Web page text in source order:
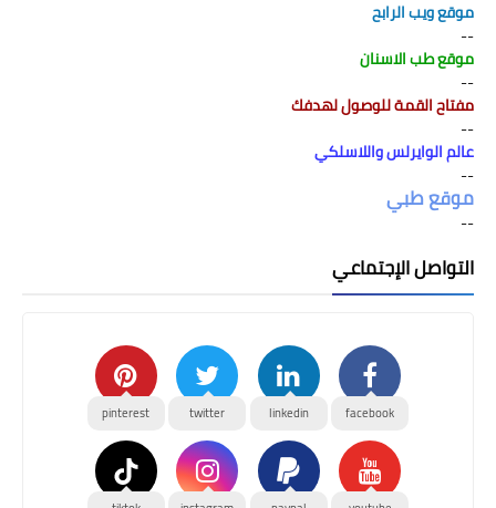
موقع ويب الرابح
--
موقع طب الاسنان
--
مفتاح القمة للوصول لهدفك
--
عالم الوايرلس واللاسلكي
--
موقع طبي
--
التواصل الإجتماعي
facebook
linkedin
twitter
pinterest